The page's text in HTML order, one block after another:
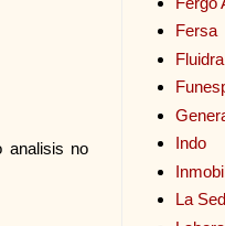
analisis no
Fersa
Fluidra
Indo
La